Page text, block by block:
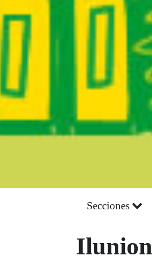
Secciones
Ilunion